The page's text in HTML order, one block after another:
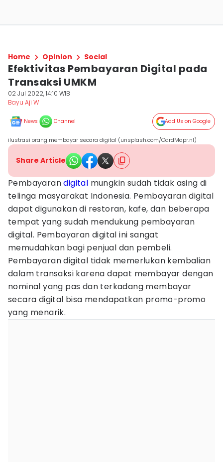
Home Opinion Social
Efektivitas Pembayaran Digital pada
Transaksi UMKM
02 Jul 2022, 14:10 WIB
Bayu Aji W
News Channel Add Us on Google
ilustrasi orang membayar secara digital (unsplash.com/CardMapr.nl)
Share Article
Pembayarandigital mungkin sudah tidak asing di
telinga masyarakat Indonesia. Pembayaran digital
dapat digunakan di restoran, kafe, dan beberapa
tempat yang sudah mendukung pembayaran
digital. Pembayaran digital ini sangat
memudahkan bagi penjual dan pembeli.
Pembayaran digital tidak memerlukan kembalian
dalam transaksi karena dapat membayar dengan
nominal yang pas dan terkadang membayar
secara digital bisa mendapatkan promo-promo
yang menarik.